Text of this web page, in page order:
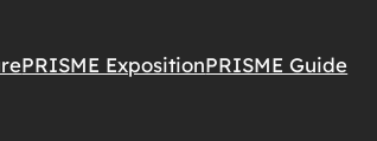
PRISME ExpositionPRISME Guide